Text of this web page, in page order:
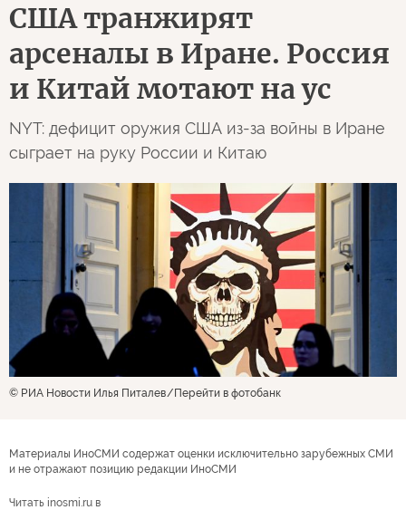
США транжирят
арсеналы в Иране. Россия
и Китай мотают на ус
NYT: дефицит оружия США из-за войны в Иране
сыграет на руку России и Китаю
© РИА Новости Илья Питалев Перейти в фотобанк
Материалы ИноСМИ содержат оценки исключительно зарубежных СМИ
и не отражают позицию редакции ИноСМИ
Читать inosmi.ru в